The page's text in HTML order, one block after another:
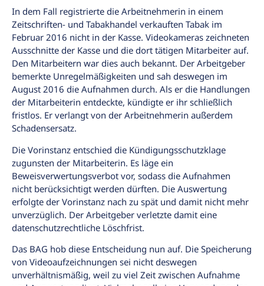
In dem Fall registrierte die Arbeitnehmerin in einem
Zeitschriften- und Tabakhandel verkauften Tabak im
Februar 2016 nicht in der Kasse. Videokameras zeichneten
Ausschnitte der Kasse und die dort tätigen Mitarbeiter auf.
Den Mitarbeitern war dies auch bekannt. Der Arbeitgeber
bemerkte Unregelmäßigkeiten und sah deswegen im
August 2016 die Aufnahmen durch. Als er die Handlungen
der Mitarbeiterin entdeckte, kündigte er ihr schließlich
fristlos. Er verlangt von der Arbeitnehmerin außerdem
Schadensersatz.
Die Vorinstanz entschied die Kündigungsschutzklage
zugunsten der Mitarbeiterin. Es läge ein
Beweisverwertungsverbot vor, sodass die Aufnahmen
nicht berücksichtigt werden dürften. Die Auswertung
erfolgte der Vorinstanz nach zu spät und damit nicht mehr
unverzüglich. Der Arbeitgeber verletzte damit eine
datenschutzrechtliche Löschfrist.
Das BAG hob diese Entscheidung nun auf. Die Speicherung
von Videoaufzeichnungen sei nicht deswegen
unverhältnismäßig, weil zu viel Zeit zwischen Aufnahme